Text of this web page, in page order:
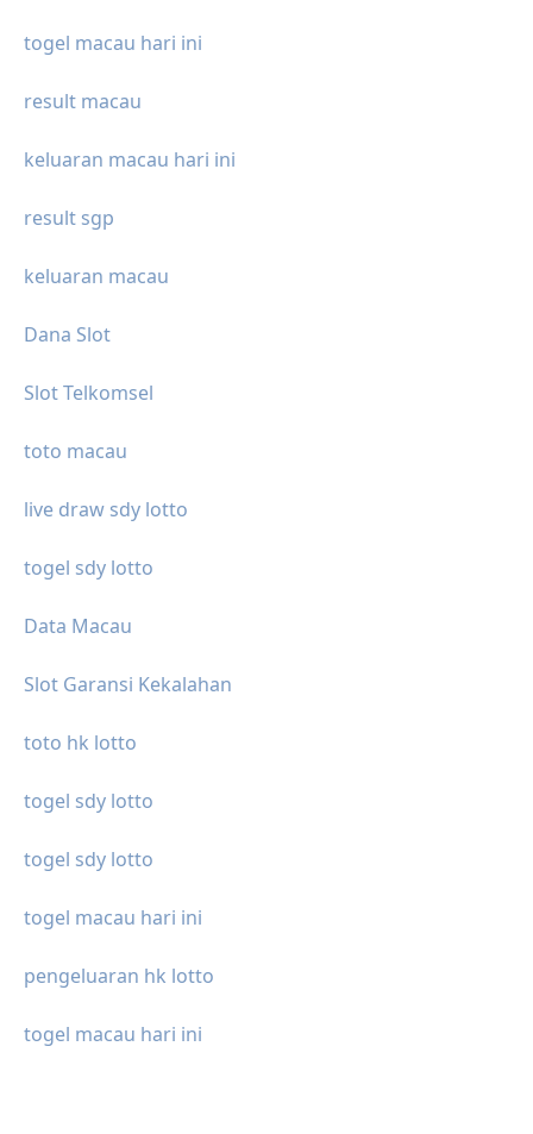
togel macau hari ini
result macau
keluaran macau hari ini
result sgp
keluaran macau
Dana Slot
Slot Telkomsel
toto macau
live draw sdy lotto
togel sdy lotto
Data Macau
Slot Garansi Kekalahan
toto hk lotto
togel sdy lotto
togel sdy lotto
togel macau hari ini
pengeluaran hk lotto
togel macau hari ini